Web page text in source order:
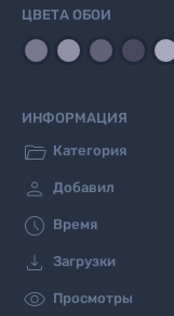
ЦВЕТА ОБОИ
ИНФОРМАЦИЯ
 Категория
 Добавил
 Время
 Загрузки
 Просмотры